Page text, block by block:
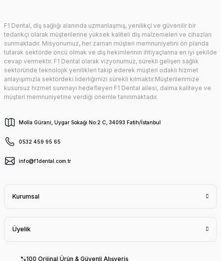
F1 Dental, diş sağlığı alanında uzmanlaşmış, yenilikçi ve güvenilir bir
tedarikçi olarak müşterilerine yüksek kaliteli diş malzemeleri ve cihazları
sunmaktadır. Misyonumuz, her zaman müşteri memnuniyetini ön planda
tutarak sektörde öncü olmak ve diş hekimlerinin ihtiyaçlarına en iyi şekilde
cevap vermektir. F1 Dental olarak vizyonumuz, sürekli gelişen sağlık
sektöründe teknolojik yenilikleri takip ederek müşteri odaklı hizmet
anlayışımızla sektördeki liderliğimizi sürekli kılmaktır.Müşterilerimize
kusursuz hizmet sunmayı hedefleyen F1 Dental ailesi, daima kaliteye ve
müşteri memnuniyetine verdiği önemle tanınmaktadır.
Molla Gürani, Uygar Sokağı No:2 C, 34093 Fatih/İstanbul
0532 459 95 65
info@f1dental.com.tr
Kurumsal
Üyelik
%100 Orijinal Ürün & Güvenli Alışveriş